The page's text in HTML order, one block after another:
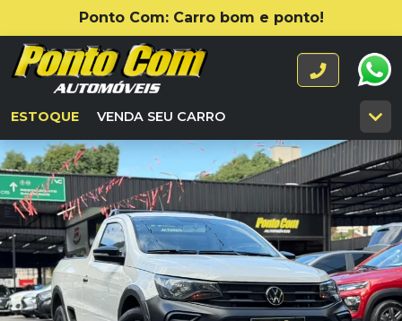
Ponto Com: Carro bom e ponto!
ESTOQUE VENDA SEU CARRO